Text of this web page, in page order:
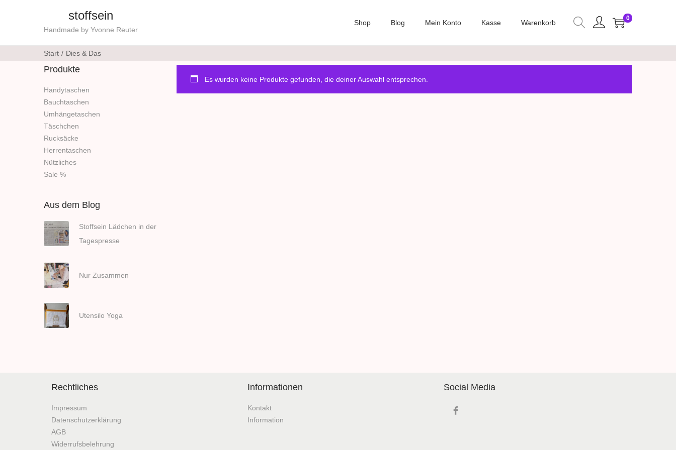
S
i
p
o
n
a
v
i
o
S
i
p
o
c
o
n
t
stoffsein
Handmade by Yvonne Reuter
Shop Blog Mein Konto Kasse Warenkorb
0
Start / Dies & Das
Es wurden keine Produkte gefunden, die deiner Auswahl entsprechen.
Produkte
Handytaschen
Bauchtaschen
Umhängetaschen
Täschchen
Rucksäcke
Herrentaschen
Nützliches
Sale %
Aus dem Blog
Stoffsein Lädchen in der
Tagespresse
Nur Zusammen
Utensilo Yoga
Rechtliches
Impressum
Datenschutzerklärung
AGB
Widerrufsbelehrung
Informationen
Kontakt
Information
Social Media